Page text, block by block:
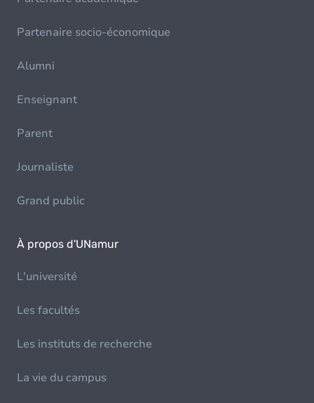
Partenaire socio-économique
Alumni
Enseignant
Parent
Journaliste
Grand public
À propos d'UNamur
L'université
Les facultés
Les instituts de recherche
La vie du campus